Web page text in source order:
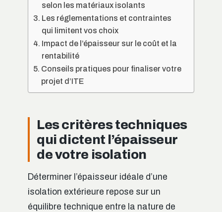
selon les matériaux isolants
Les réglementations et contraintes
qui limitent vos choix
Impact de l’épaisseur sur le coût et la
rentabilité
Conseils pratiques pour finaliser votre
projet d’ITE
Les critères techniques
qui dictent l’épaisseur
de votre isolation
Déterminer l’épaisseur idéale d’une
isolation extérieure repose sur un
équilibre technique entre la nature de